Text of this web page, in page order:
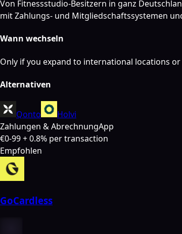
Von Fitnessstudio-Besitzern in ganz
mit Zahlungs- und Mitgliedschaftssystemen
Wann wechseln
Only if you expand to international locations
Alternativen
Qonto
Holvi
Zahlungen & AbrechnungApp
€0-99 + 0.8% per transaction
Empfohlen
GoCardless